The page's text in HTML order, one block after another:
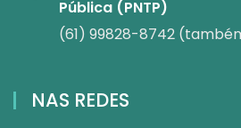
Pública (PNTP)
(61) 99828-8742
NAS REDES